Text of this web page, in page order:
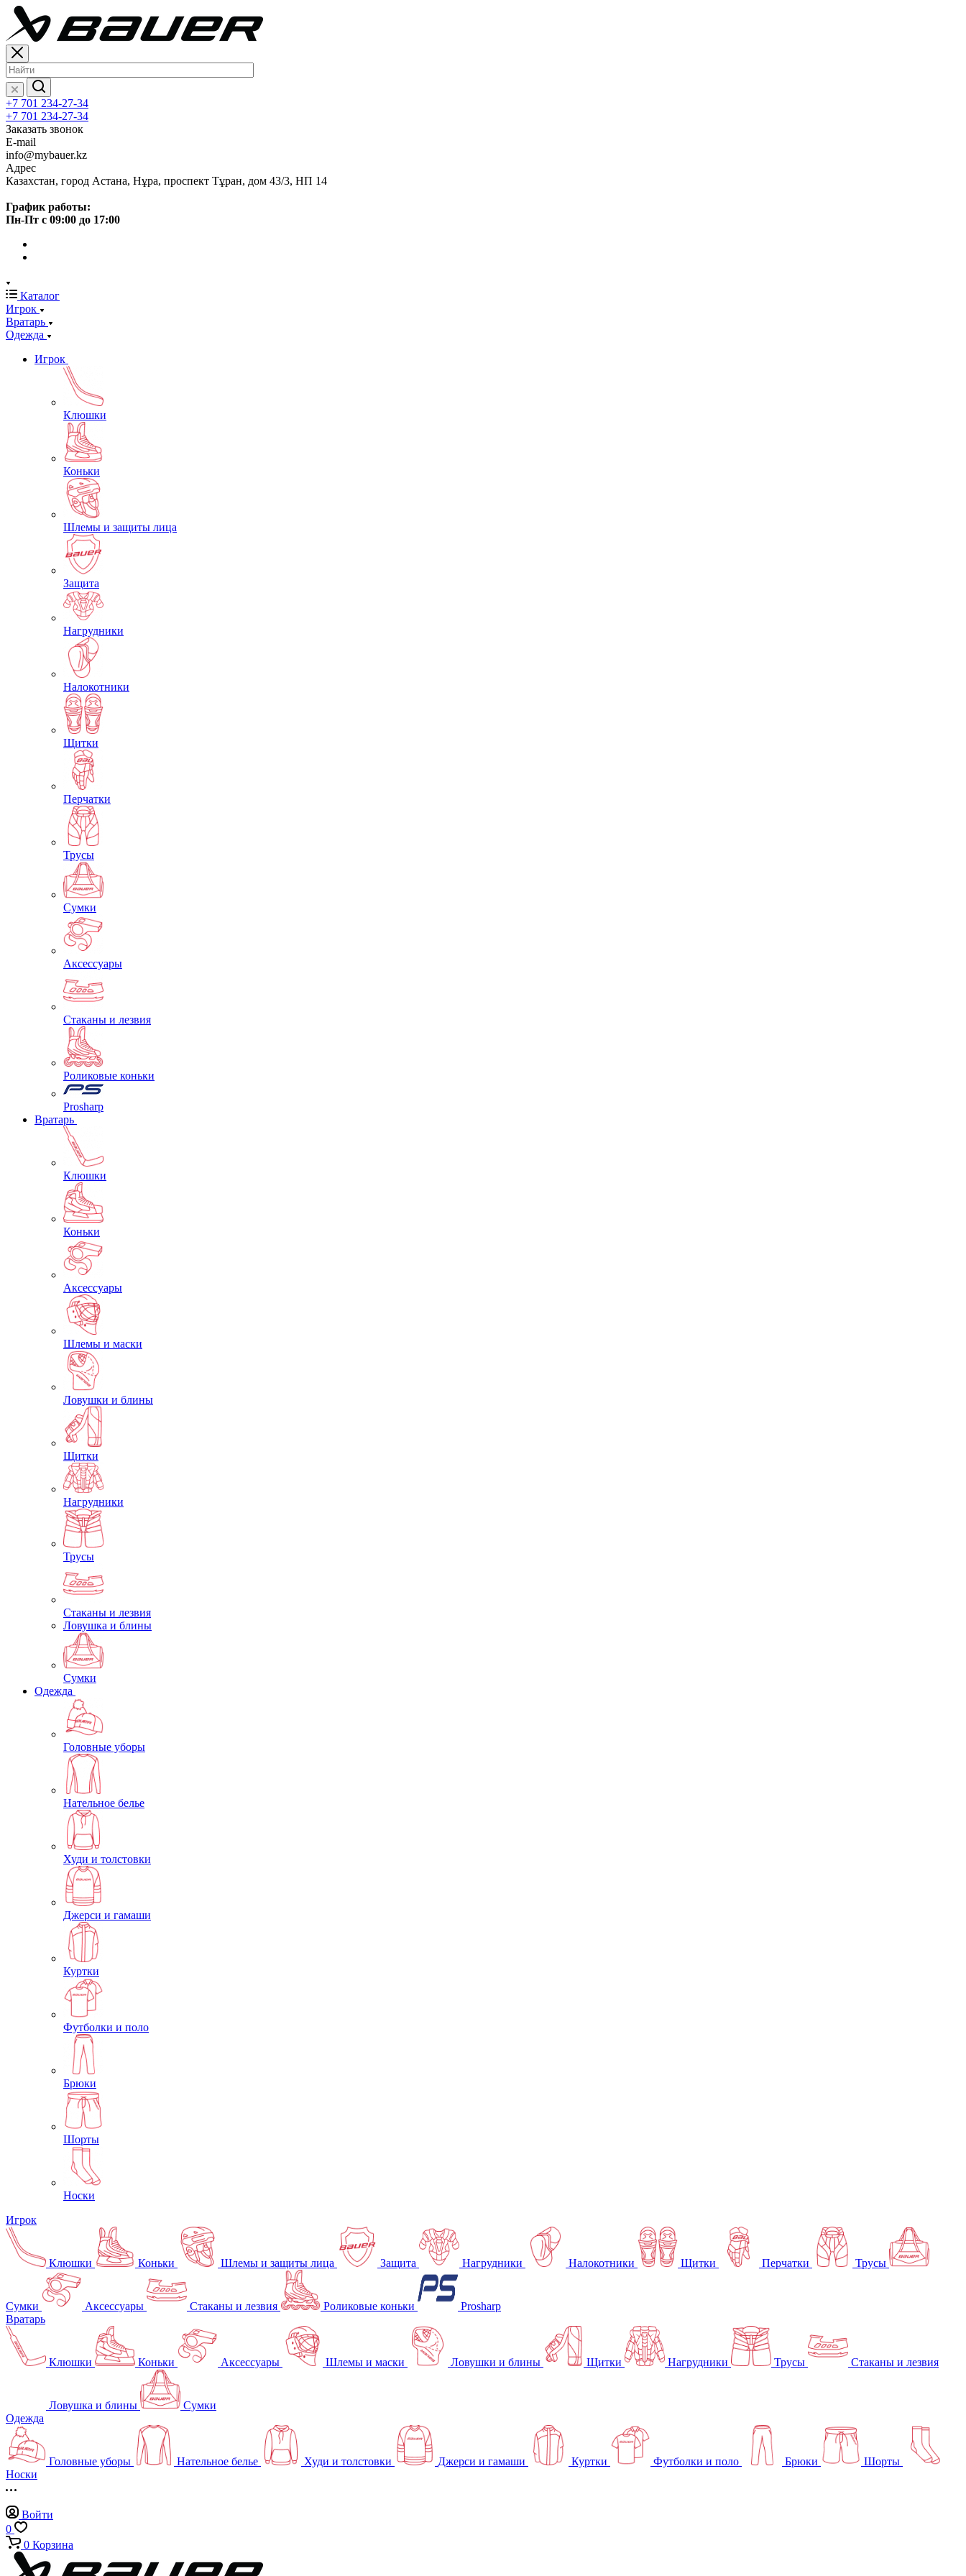
+7 701 234-27-34
+7 701 234-27-34
Заказать звонок
E-mail
info@mybauer.kz
Адрес
Казахстан, город Астана, Нұра, проспект Тұран, дом 43/3, НП 14
График работы:
Пн-Пт с 09:00 до 17:00
Каталог
Игрок
Вратарь
Одежда
Игрок
Клюшки
Коньки
Шлемы и защиты лица
Защита
Нагрудники
Налокотники
Щитки
Перчатки
Трусы
Сумки
Аксессуары
Стаканы и лезвия
Роликовые коньки
Prosharp
Вратарь
Клюшки
Коньки
Аксессуары
Шлемы и маски
Ловушки и блины
Щитки
Нагрудники
Трусы
Стаканы и лезвия
Ловушка и блины
Сумки
Одежда
Головные уборы
Нательное белье
Худи и толстовки
Джерси и гамаши
Куртки
Футболки и поло
Брюки
Шорты
Носки
Игрок
Клюшки Коньки Шлемы и защиты лица Защита Нагрудники Налокотники Щитки Перчатки Трусы
Сумки Аксессуары Стаканы и лезвия Роликовые коньки
Prosharp
Вратарь
Клюшки Коньки Аксессуары Шлемы и маски Ловушки и блины Щитки Нагрудники Трусы Стаканы и лезвия
Ловушка и блины
Сумки
Одежда
Головные уборы Нательное белье Худи и толстовки Джерси и гамаши Куртки Футболки и поло Брюки
Шорты
Носки
Войти
0
0 Корзина